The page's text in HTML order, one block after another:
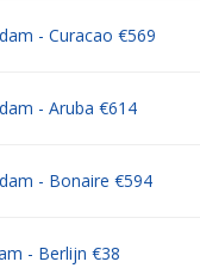
- Curacao €569
- Aruba €614
- Bonaire €594
- Berlijn €38